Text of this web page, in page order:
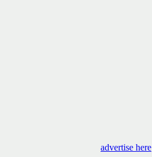
advertise here